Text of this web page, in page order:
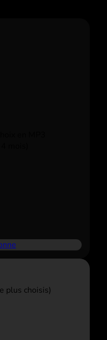
plus choisis)